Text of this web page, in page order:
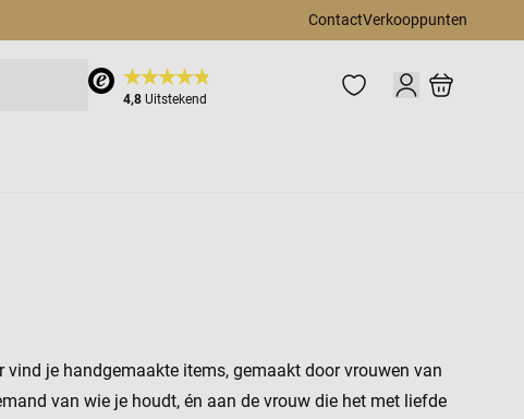
ContactVerkooppunten
4,8 Uitstekend
Cart
je handgemaakte items, gemaakt door vrouwen van
van wie je houdt, én aan de vrouw die het met liefde